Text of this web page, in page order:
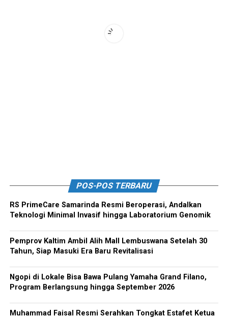
POS-POS TERBARU
RS PrimeCare Samarinda Resmi Beroperasi, Andalkan
Teknologi Minimal Invasif hingga Laboratorium Genomik
Pemprov Kaltim Ambil Alih Mall Lembuswana Setelah 30
Tahun, Siap Masuki Era Baru Revitalisasi
Ngopi di Lokale Bisa Bawa Pulang Yamaha Grand Filano,
Program Berlangsung hingga September 2026
Muhammad Faisal Resmi Serahkan Tongkat Estafet Ketua